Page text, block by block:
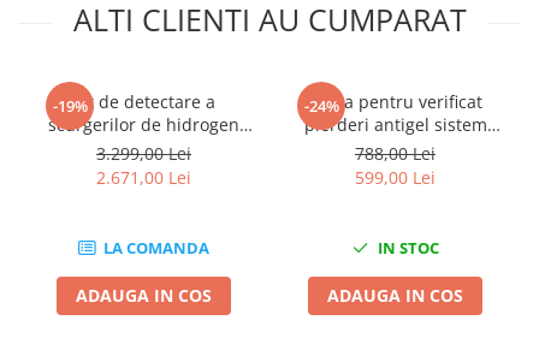
Skoda
Suzuki
Universale
Volkswagen
Scule pentru tinichigerie
Scule Pneumatice
Accesorii Pneumatice
ALTI CLIENTI AU CUMPARAT
-19%Kit de detectare a
scurgerilor de hidrogen
pentru sistemele de aer
conditionat
3.299,00 Lei
2.671,00 Lei
LA COMANDA
ADAUGA IN COS
-24%
Trusa pentru verificat
pierderi antigel sistem
racire 28 piese
788,00 Lei
599,00 Lei
IN STOC
ADAUGA IN COS